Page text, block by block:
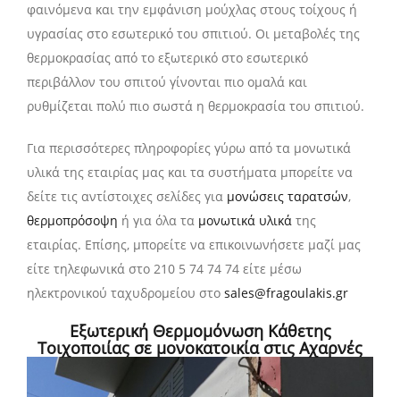
φαινόμενα και την εμφάνιση μούχλας στους τοίχους ή
υγρασίας στο εσωτερικό του σπιτιού. Οι μεταβολές της
θερμοκρασίας από το εξωτερικό στο εσωτερικό
περιβάλλον του σπιτού γίνονται πιο ομαλά και
ρυθμίζεται πολύ πιο σωστά η θερμοκρασία του σπιτιού.
Για περισσότερες πληροφορίες γύρω από τα μονωτικά
υλικά της εταιρίας μας και τα συστήματα μπορείτε να
δείτε τις αντίστοιχες σελίδες για μονώσεις ταρατσών,
θερμοπρόσοψη ή για όλα τα μονωτικά υλικά της
εταιρίας. Επίσης, μπορείτε να επικοινωνήσετε μαζί μας
είτε τηλεφωνικά στο 210 5 74 74 74 είτε μέσω
ηλεκτρονικού ταχυδρομείου στο sales@fragoulakis.gr
Εξωτερική Θερμομόνωση Κάθετης
Τοιχοποιίας σε μονοκατοικία στις Αχαρνές